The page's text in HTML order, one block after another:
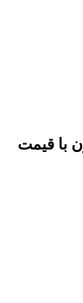
با قیمت